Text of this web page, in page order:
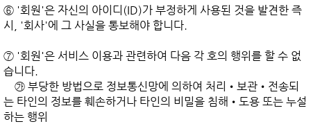
⑥ '회원'은 자신의 아이디(ID)가 부정하게 사용된 것을 발견한 즉
시, '회사'에 그 사실을 통보해야 합니다.
⑦ '회원'은 서비스 이용과 관련하여 다음 각 호의 행위를 할 수 없
습니다.
는 타인의 정보를 훼손하거나 타인의 비밀을 침해•도용 또는 누설
하는 행위